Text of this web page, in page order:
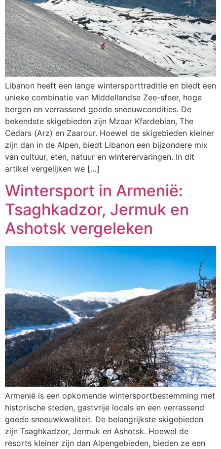
Libanon heeft een lange wintersporttraditie en biedt een
unieke combinatie van Middellandse Zee-sfeer, hoge
bergen en verrassend goede sneeuwcondities. De
bekendste skigebieden zijn Mzaar Kfardebian, The
Cedars (Arz) en Zaarour. Hoewel de skigebieden kleiner
zijn dan in de Alpen, biedt Libanon een bijzondere mix
van cultuur, eten, natuur en winterervaringen. In dit
artikel vergelijken we […]
Wintersport in Armenië:
Tsaghkadzor, Jermuk en
Ashotsk vergeleken
Armenië is een opkomende wintersportbestemming met
historische steden, gastvrije locals en een verrassend
goede sneeuwkwaliteit. De belangrijkste skigebieden
zijn Tsaghkadzor, Jermuk en Ashotsk. Hoewel de
resorts kleiner zijn dan Alpengebieden, bieden ze een